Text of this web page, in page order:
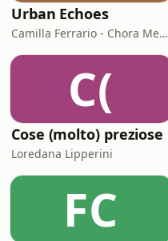
Urban Echoes
Camilla Ferrario - Chora Media
C(
Cose (molto) preziose
Loredana Lipperini
FC